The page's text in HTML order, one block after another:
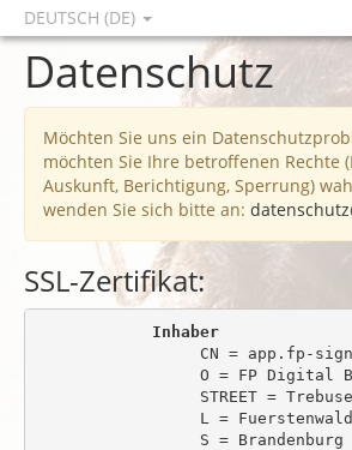
DEUTSCH (DE)
Datenschutz
Möchten Sie uns ein
möchten Sie Ihre betroffenen Rechte
Auskunft, Berichtigung, Sperrung)
wenden Sie sich bitte an:
SSL-Zertifikat:
Inhaber
CN = app.fp-
O = FP Digital
STREET =
L =
                 S = Brandenburg